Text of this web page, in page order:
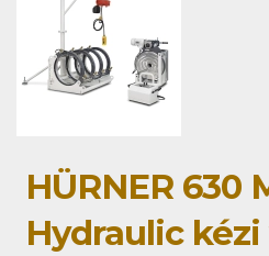
HÜRNER 630
Hydraulic